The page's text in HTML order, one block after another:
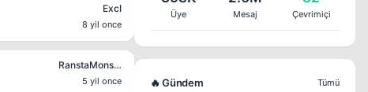
ExcI
8 yil once
RanstaMonsta
5 yil once
Üye Mesaj Çevrimiçi
🔥 Gündem Tümü